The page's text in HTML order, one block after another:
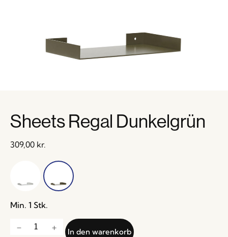
Sheets Regal Dunkelgrün
309,00 kr.
Min. 1 Stk.
In den warenkorb